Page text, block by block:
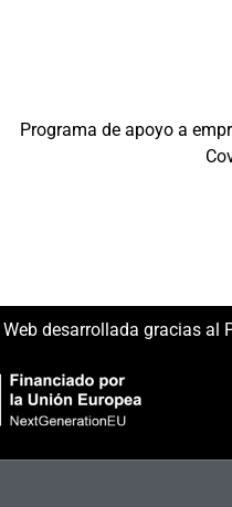
Programa de apoyo a
Web desarrollada gracias al